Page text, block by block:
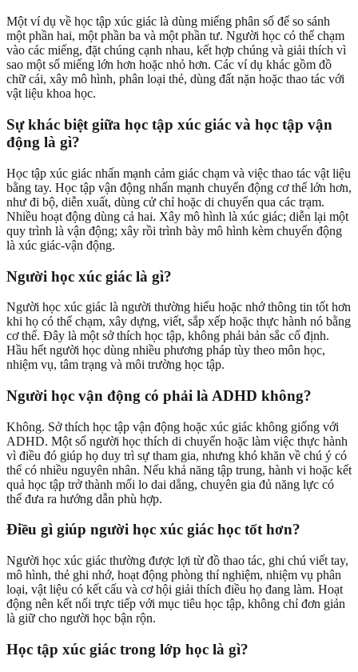
Một ví dụ về học tập xúc giác là dùng miếng phân số để so sánh
một phần hai, một phần ba và một phần tư. Người học có thể chạm
vào các miếng, đặt chúng cạnh nhau, kết hợp chúng và giải thích vì
sao một số miếng lớn hơn hoặc nhỏ hơn. Các ví dụ khác gồm đồ
chữ cái, xây mô hình, phân loại thẻ, dùng đất nặn hoặc thao tác với
vật liệu khoa học.
Sự khác biệt giữa học tập xúc giác và học tập vận
động là gì?
Học tập xúc giác nhấn mạnh cảm giác chạm và việc thao tác vật liệu
bằng tay. Học tập vận động nhấn mạnh chuyển động cơ thể lớn hơn,
như đi bộ, diễn xuất, dùng cử chỉ hoặc di chuyển qua các trạm.
Nhiều hoạt động dùng cả hai. Xây mô hình là xúc giác; diễn lại một
quy trình là vận động; xây rồi trình bày mô hình kèm chuyển động
là xúc giác-vận động.
Người học xúc giác là gì?
Người học xúc giác là người thường hiểu hoặc nhớ thông tin tốt hơn
khi họ có thể chạm, xây dựng, viết, sắp xếp hoặc thực hành nó bằng
cơ thể. Đây là một sở thích học tập, không phải bản sắc cố định.
Hầu hết người học dùng nhiều phương pháp tùy theo môn học,
nhiệm vụ, tâm trạng và môi trường học tập.
Người học vận động có phải là ADHD không?
Không. Sở thích học tập vận động hoặc xúc giác không giống với
ADHD. Một số người học thích di chuyển hoặc làm việc thực hành
vì điều đó giúp họ duy trì sự tham gia, nhưng khó khăn về chú ý có
thể có nhiều nguyên nhân. Nếu khả năng tập trung, hành vi hoặc kết
quả học tập trở thành mối lo dai dẳng, chuyên gia đủ năng lực có
thể đưa ra hướng dẫn phù hợp.
Điều gì giúp người học xúc giác học tốt hơn?
Người học xúc giác thường được lợi từ đồ thao tác, ghi chú viết tay,
mô hình, thẻ ghi nhớ, hoạt động phòng thí nghiệm, nhiệm vụ phân
loại, vật liệu có kết cấu và cơ hội giải thích điều họ đang làm. Hoạt
động nên kết nối trực tiếp với mục tiêu học tập, không chỉ đơn giản
là giữ cho người học bận rộn.
Học tập xúc giác trong lớp học là gì?